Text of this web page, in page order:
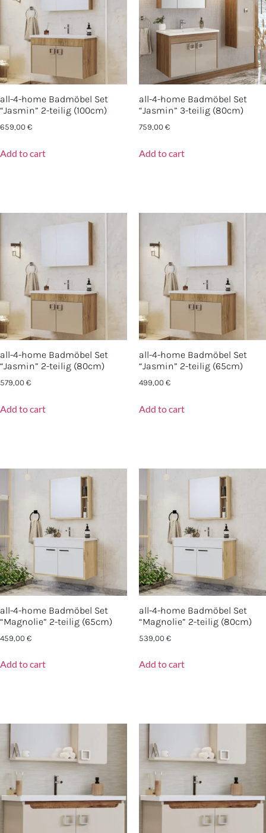
all-4-home Badmöbel Set
“Jasmin” 2-teilig (100cm)
659,00€
Add to cart
all-4-home Badmöbel Set
“Jasmin” 3-teilig (80cm)
759,00€
Add to cart
all-4-home Badmöbel Set
“Jasmin” 2-teilig (80cm)
579,00€
Add to cart
all-4-home Badmöbel Set
“Jasmin” 2-teilig (65cm)
499,00€
Add to cart
all-4-home Badmöbel Set
“Magnolie” 2-teilig (65cm)
459,00€
Add to cart
all-4-home Badmöbel Set
“Magnolie” 2-teilig (80cm)
539,00€
Add to cart